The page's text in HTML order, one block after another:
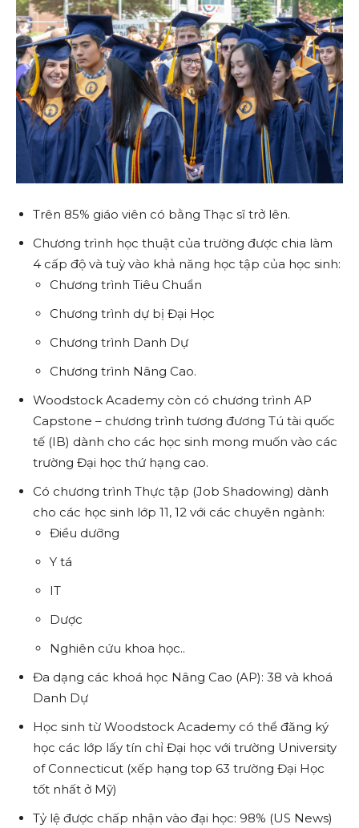
Trên 85% giáo viên có bằng Thạc sĩ trở lên.
Chương trình học thuật của trường được chia làm
4 cấp độ và tuỳ vào khả năng học tập của học sinh:
Chương trình Tiêu Chuẩn
Chương trình dự bị Đại Học
Chương trình Danh Dự
Chương trình Nâng Cao.
Woodstock Academy còn có chương trình AP
Capstone – chương trình tương đương Tú tài quốc
tế (IB) dành cho các học sinh mong muốn vào các
trường Đại học thứ hạng cao.
Có chương trình Thực tập (Job Shadowing) dành
cho các học sinh lớp 11, 12 với các chuyên ngành:
Điều dưỡng
Y tá
IT
Dược
Nghiên cứu khoa học..
Đa dạng các khoá học Nâng Cao (AP): 38 và khoá
Danh Dự
Học sinh từ Woodstock Academy có thể đăng ký
học các lớp lấy tín chỉ Đại học với trường University
of Connecticut (xếp hạng top 63 trường Đại Học
tốt nhất ở Mỹ)
Tỷ lệ được chấp nhận vào đại học: 98% (US News)